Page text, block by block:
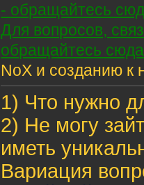
- обращайтесь
Для вопросов,
обращайтесь
NoX и созданию к
1) Что нужно
2) Не могу
иметь
Вариация